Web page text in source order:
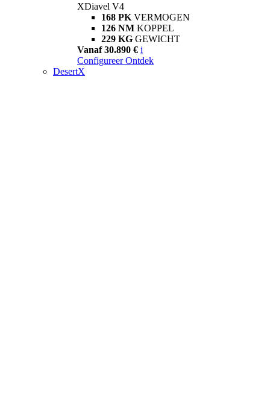
XDiavel V4
168 PK VERMOGEN
126 NM KOPPEL
229 KG GEWICHT
Vanaf 30.890 € i
Configureer Ontdek
DesertX